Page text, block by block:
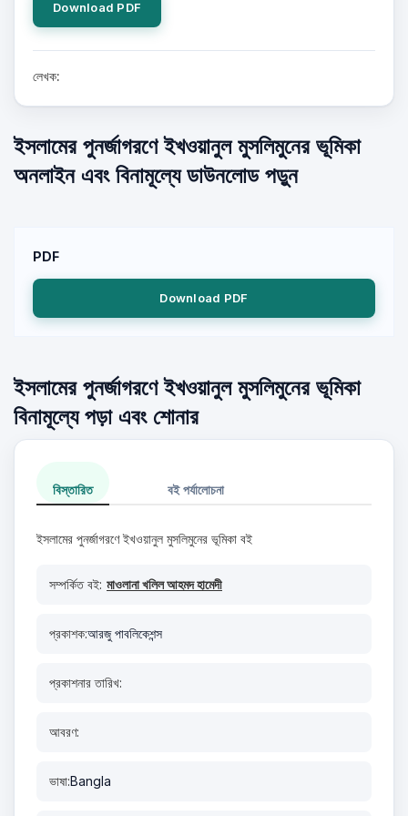
Download PDF
লেখক:
ইসলামের পুনর্জাগরণে ইখওয়ানুল মুসলিমুনের ভূমিকা
অনলাইন এবং বিনামূল্যে ডাউনলোড পড়ুন
PDF
Download PDF
ইসলামের পুনর্জাগরণে ইখওয়ানুল মুসলিমুনের ভূমিকা
বিনামূল্যে পড়া এবং শোনার
বিস্তারিত বই পর্যালোচনা
ইসলামের পুনর্জাগরণে ইখওয়ানুল মুসলিমুনের ভূমিকা বই
সম্পর্কিত বই: মাওলানা খলিল আহমদ হামেদী
প্রকাশক:আরজু পাবলিকেশন্স
প্রকাশনার তারিখ:
আবরণ:
ভাষা:Bangla